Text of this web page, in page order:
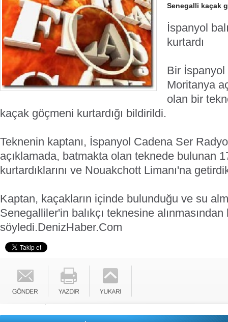
Senegalli kaçak
İspanyol
kurtardı
Bir İspanyol
Moritanya
olan bir
kaçak göçmeni kurtardığı bildirildi.
Teknenin kaptanı, İspanyol Cadena Ser
açıklamada, batmakta olan teknede bulunan
kurtardıklarını ve Nouakchott Limanı'na
Kaptan, kaçakların içinde bulunduğu ve su
Senegalliler'in balıkçı teknesine alınmasından
söyledi.DenizHaber.Com